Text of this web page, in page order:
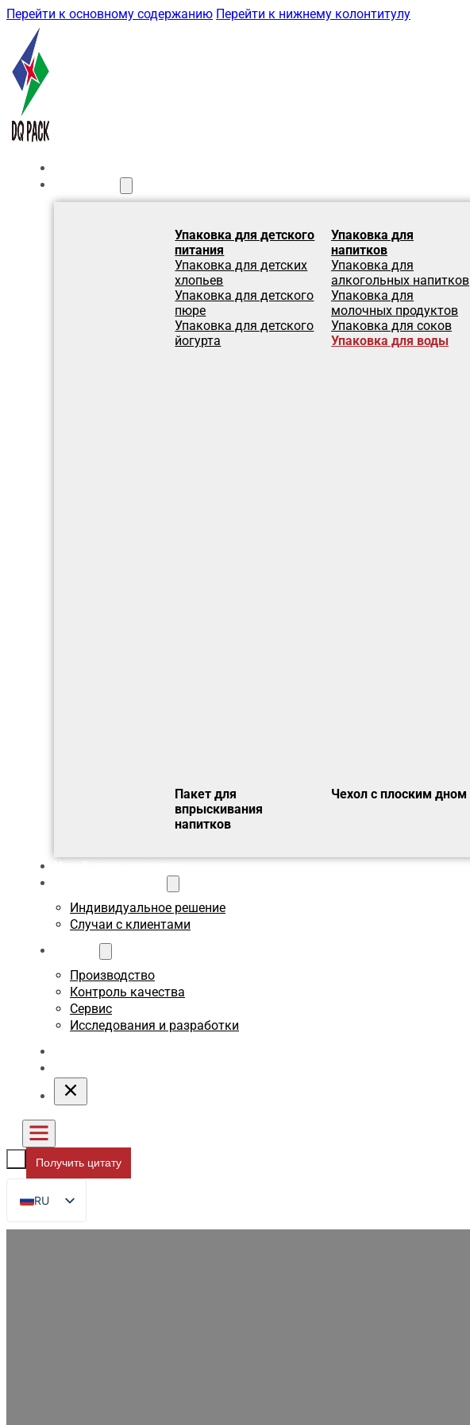
Перейти к основному содержанию Перейти к нижнему колонтитулу
Упаковка для детского
питания
Упаковка для детских
хлопьев
Упаковка для детского
пюре
Упаковка для детского
йогурта
Упаковка для
напитков
Упаковка для
алкогольных напитков
Упаковка для
молочных продуктов
Упаковка для соков
Упаковка для воды
Пакет для
впрыскивания
напитков
Чехол с плоским дном
Индивидуальное решение
Случаи с клиентами
Производство
Контроль качества
Сервис
Исследования и разработки
Получить цитату
RU
EN